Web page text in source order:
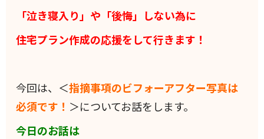
「泣き寝入り」や「後悔」しない為に
住宅プラン作成の応援をして行きます！
今回は、＜指摘事項のビフォーアフター写真は
必須です！ ＞についてお話をします。
今日のお話は